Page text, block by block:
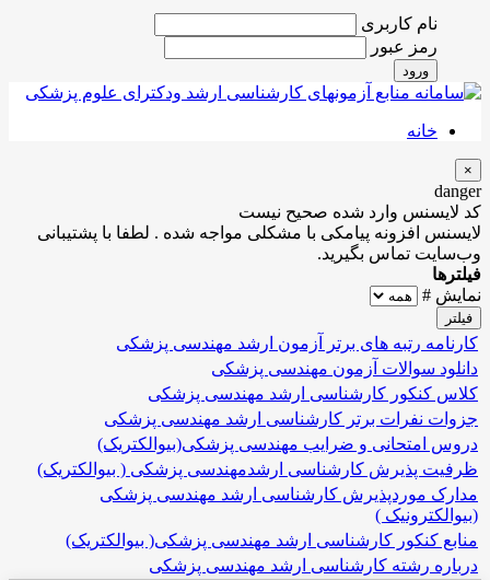
نام کاربری
رمز عبور
ورود
خانه
×
danger
کد لایسنس وارد شده صحیح نیست
لایسنس افزونه پیامکی با مشکلی مواجه شده . لطفا با پشتیبانی
وب‌سایت تماس بگیرید.
فیلترها
نمایش #
فیلتر
کارنامه رتبه های برتر آزمون ارشد مهندسی پزشکی
دانلود سوالات آزمون مهندسی پزشکی
کلاس کنکور کارشناسی ارشد مهندسی پزشکی
جزوات نفرات برتر کارشناسی ارشد مهندسی پزشکی
دروس امتحانی و ضرایب مهندسی پزشکی(بیوالکتریک)
ظرفیت پذیرش کارشناسی ارشدمهندسی پزشکی ( بیوالکتریک)
مدارک موردپذیرش کارشناسی ارشد مهندسی پزشکی
(بیوالکترونیک )
منابع کنکور کارشناسی ارشد مهندسی پزشکی( بیوالکتریک)
درباره رشته کارشناسی ارشد مهندسی پزشکی